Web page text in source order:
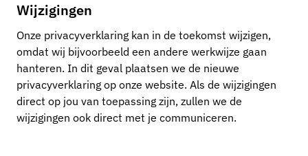
Wijzigingen
Onze privacyverklaring kan in de toekomst wijzigen,
omdat wij bijvoorbeeld een andere werkwijze gaan
hanteren. In dit geval plaatsen we de nieuwe
privacyverklaring op onze website. Als de wijzigingen
direct op jou van toepassing zijn, zullen we de
wijzigingen ook direct met je communiceren.